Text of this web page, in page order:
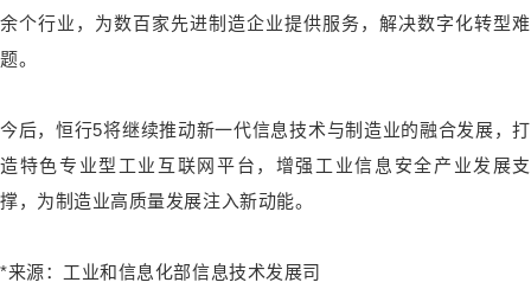
余个行业，为数百家先进制造企业提供服务，解决数字化转型难
题。
今后，恒行5将继续推动新一代信息技术与制造业的融合发展，打
造特色专业型工业互联网平台，增强工业信息安全产业发展支
撑，为制造业高质量发展注入新动能。
*来源：工业和信息化部信息技术发展司